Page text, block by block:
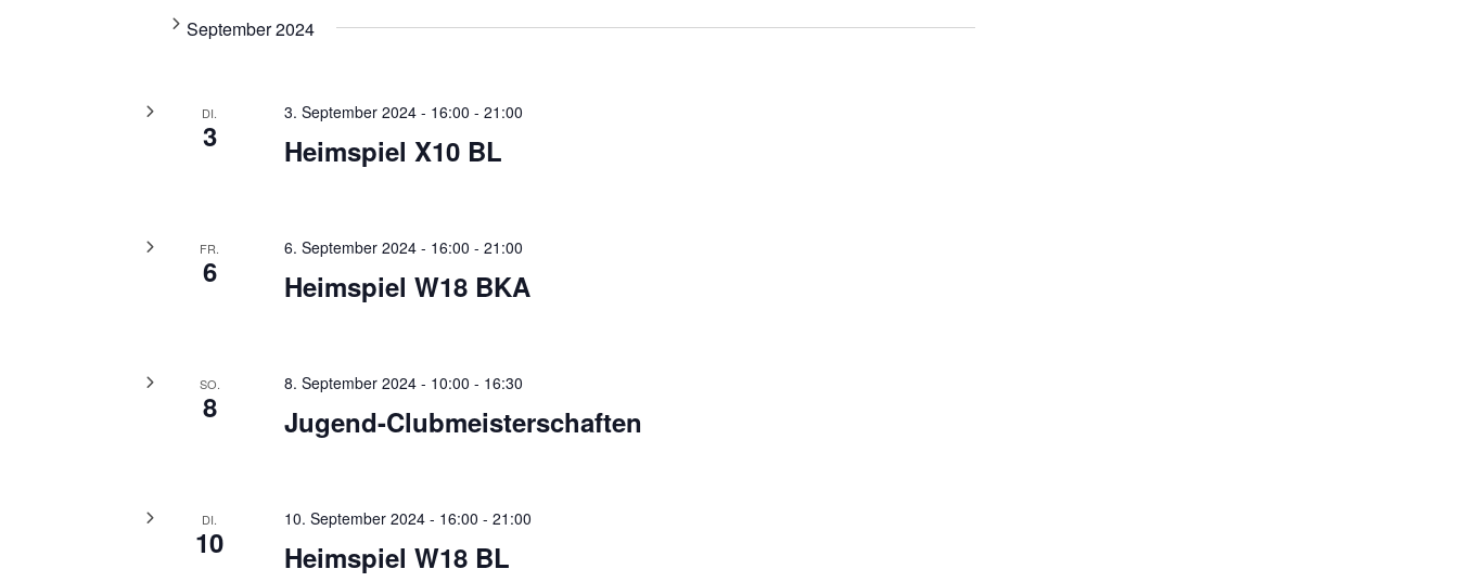
September 2024
DI.
3 Heimspiel X10 BL
3. September 2024 - 16:00 - 21:00
FR.
6 Heimspiel W18 BKA
6. September 2024 - 16:00 - 21:00
SO.
8 Jugend-Clubmeisterschaften
8. September 2024 - 10:00 - 16:30
DI.
10 Heimspiel W18 BL
10. September 2024 - 16:00 - 21:00